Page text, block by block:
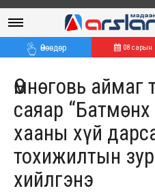
Өнөөдөр 08 сарын
Өмнөговь аймаг
саяар
хааны хүй
тохижилтын
хийлгэнэ